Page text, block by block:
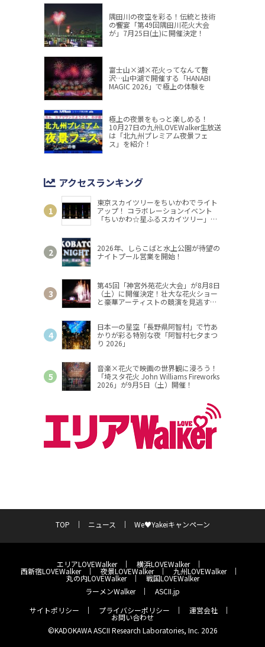
隅田川の夜空を彩る！伝統と技術
の饗宴「第49回隅田川花火大会
が」7月25日(土)に開催決定！
富士山×湖×花火ってなんて贅
沢…山中湖で開催する「HANABI
MAGIC 2026」で極上の体験を
極上の夜景をもっと楽しめる！
10月27日の九州LOVEWalker生放送
は「北九州プレミアム夜景フェ
ス」を紹介！
アクセスランキング
東京スカイツリーをちいかわでライト
アップ！ コラボレーションイベント
「ちいかわ☆星ふるスカイツリー」開
2026年、しらこばと水上公園が待望の
ナイトプール営業を開始！
第45回「神宮外苑花火大会」が8月8日
（土）に開催決定！壮大な花火ショー
と豪華アーティストの競演を見逃す
日本一の星空「長野県阿智村」で竹あ
かりが彩る特別な夜「阿智村七夕まつ
り 2026」
音楽×花火で映画の世界観に浸ろう！
「埼スタ花火 John Williams Fireworks
2026」が9月5日（土）開催！
TOP ニュース We♥Yakeiキャンペーン
エリアLOVEWalker 横浜LOVEWalker
西新宿LOVEWalker 夜景LOVEWalker 九州LOVEWalker
丸の内LOVEWalker
戦国LOVEWalker
ラーメンWalker
ASCII.jp
サイトポリシー
プライバシーポリシー 運営会社
お問い合わせ
©KADOKAWA ASCII Research Laboratories, Inc. 2026